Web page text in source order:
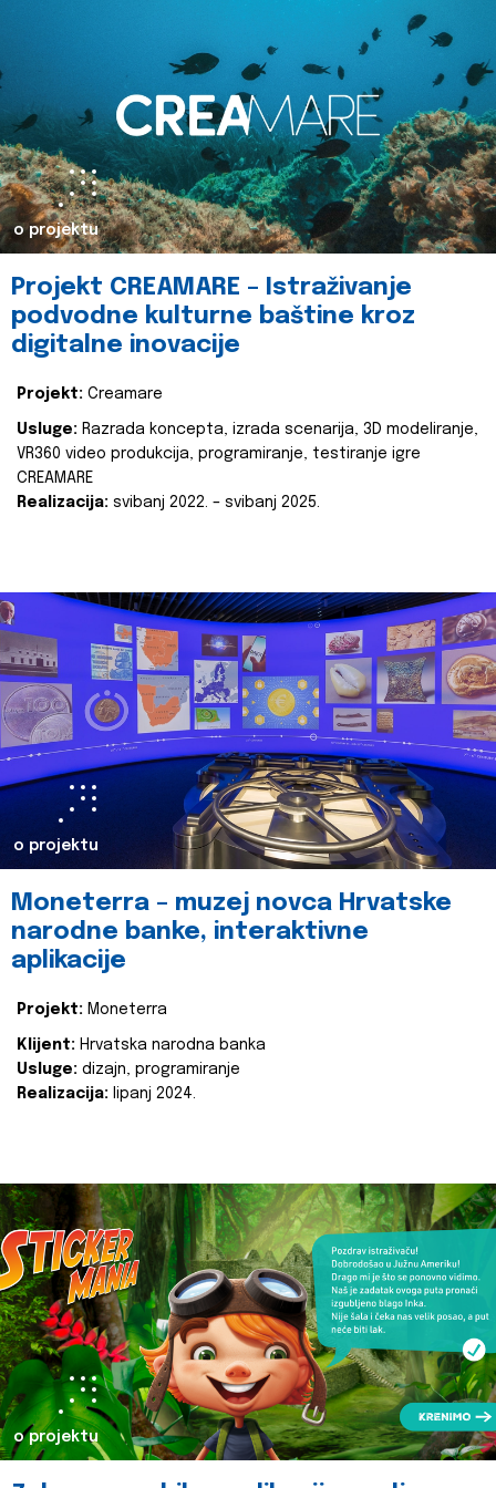
o projektu
Projekt CREAMARE – Istraživanje
podvodne kulturne baštine kroz
digitalne inovacije
Projekt: Creamare
Usluge: Razrada koncepta, izrada scenarija, 3D modeliranje,
VR360 video produkcija, programiranje, testiranje igre
CREAMARE
Realizacija: svibanj 2022. – svibanj 2025.
o projektu
Moneterra – muzej novca Hrvatske
narodne banke, interaktivne
aplikacije
Projekt: Moneterra
Klijent: Hrvatska narodna banka
Usluge: dizajn, programiranje
Realizacija: lipanj 2024.
o projektu